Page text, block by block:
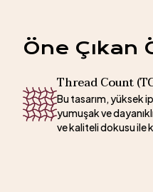
Öne Çıkan
Thread Count
Bu tasarım, yüksek
yumuşak ve
ve kaliteli dokusu ile